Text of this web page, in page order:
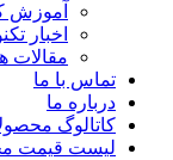
آموزش
اخبار
مقالات
تماس با ما
درباره ما
کاتالوگ
لیست قیمت